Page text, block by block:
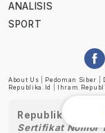
ANALISIS
SPORT
About Us Pedoman Siber
Republika.id
Republika telah
Sertifikat Nomor